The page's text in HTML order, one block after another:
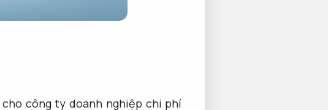
công ty doanh nghiệp chi phí